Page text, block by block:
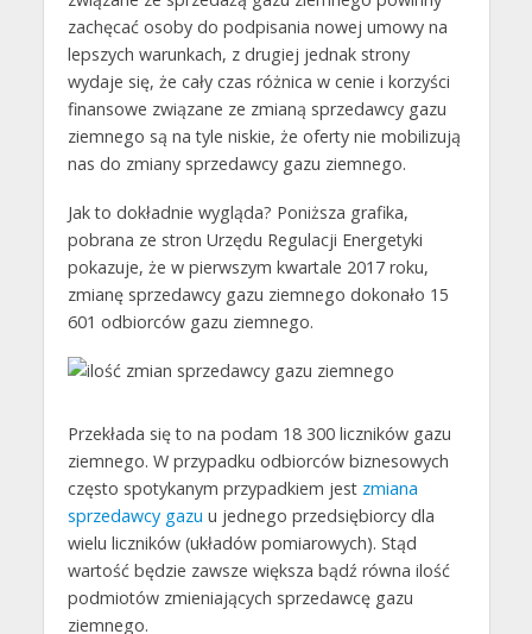
zachęcać osoby do podpisania nowej umowy na
lepszych warunkach, z drugiej jednak strony
wydaje się, że cały czas różnica w cenie i korzyści
finansowe związane ze zmianą sprzedawcy gazu
ziemnego są na tyle niskie, że oferty nie mobilizują
nas do zmiany sprzedawcy gazu ziemnego.
Jak to dokładnie wygląda? Poniższa grafika,
pobrana ze stron Urzędu Regulacji Energetyki
pokazuje, że w pierwszym kwartale 2017 roku,
zmianę sprzedawcy gazu ziemnego dokonało 15
601 odbiorców gazu ziemnego.
Przekłada się to na podam 18 300 liczników gazu
ziemnego. W przypadku odbiorców biznesowych
często spotykanym przypadkiem jest zmiana
sprzedawcy gazu u jednego przedsiębiorcy dla
wielu liczników (układów pomiarowych). Stąd
wartość będzie zawsze większa bądź równa ilość
podmiotów zmieniających sprzedawcę gazu
ziemnego.